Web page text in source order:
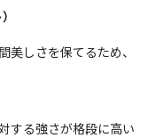
美しさを保てるため、
する強さが格段に高い